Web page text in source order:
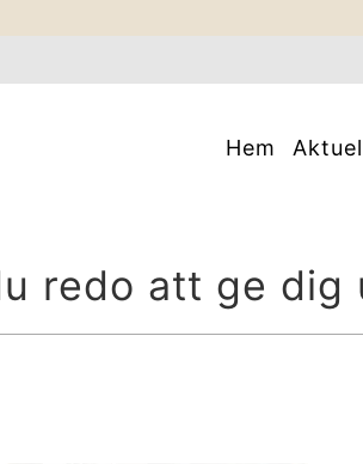
Hem
redo att ge dig